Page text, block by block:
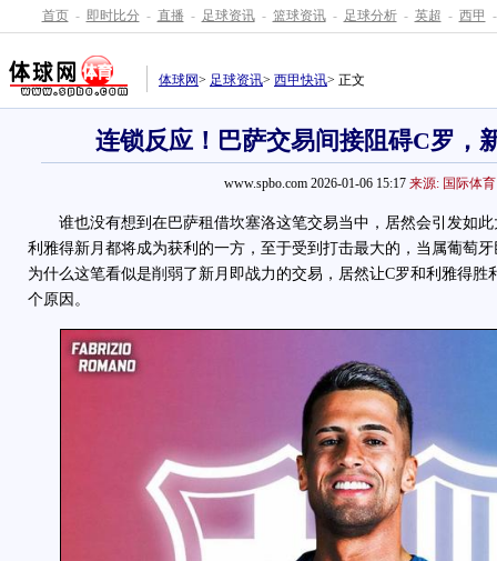
首页 - 即时比分 - 直播 - 足球资讯 - 篮球资讯 - 足球分析 - 英超 - 西甲 -
体球网> 足球资讯> 西甲快讯> 正文
连锁反应！巴萨交易间接阻碍C罗，
www.spbo.com 2026-01-06 15:17 来源: 国际体育
谁也没有想到在巴萨租借坎塞洛这笔交易当中，居然会引发如此
利雅得新月都将成为获利的一方，至于受到打击最大的，当属葡萄
为什么这笔看似是削弱了新月即战力的交易，居然让C罗和利雅得胜
个原因。